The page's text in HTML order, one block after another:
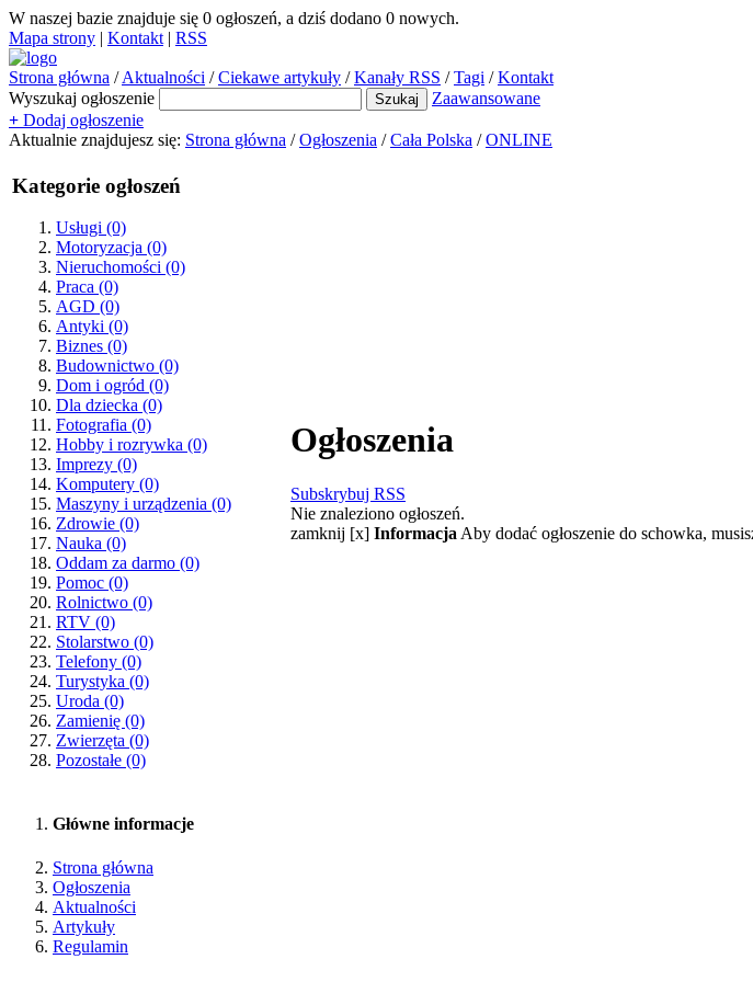
W naszej bazie znajduje się 0 ogłoszeń, a dziś dodano 0 nowych.
Mapa strony | Kontakt | RSS
Strona główna / Aktualności / Ciekawe artykuły / Kanały RSS / Tagi / Kontakt
Wyszukaj ogłoszenie
Zaawansowane
+ Dodaj ogłoszenie
Aktualnie znajdujesz się: Strona główna / Ogłoszenia / Cała Polska / ONLINE
Kategorie ogłoszeń
Usługi (0)
Motoryzacja (0)
Nieruchomości (0)
Praca (0)
AGD (0)
Antyki (0)
Biznes (0)
Budownictwo (0)
Dom i ogród (0)
Dla dziecka (0)
Fotografia (0)
Hobby i rozrywka (0)
Imprezy (0)
Komputery (0)
Maszyny i urządzenia (0)
Zdrowie (0)
Nauka (0)
Oddam za darmo (0)
Pomoc (0)
Rolnictwo (0)
RTV (0)
Stolarstwo (0)
Telefony (0)
Turystyka (0)
Uroda (0)
Zamienię (0)
Zwierzęta (0)
Pozostałe (0)
Ogłoszenia
Subskrybuj RSS
Nie znaleziono ogłoszeń.
zamknij [x] Informacja Aby dodać ogłoszenie do schowka,
Główne informacje
Strona główna
Ogłoszenia
Aktualności
Artykuły
Regulamin